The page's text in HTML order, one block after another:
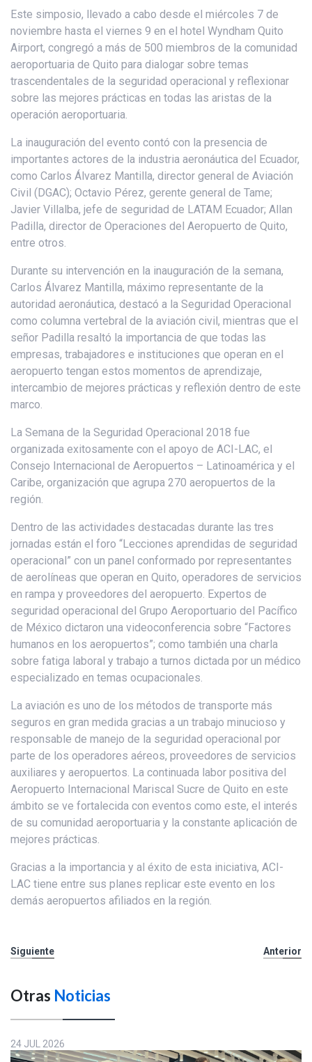
Este simposio, llevado a cabo desde el miércoles 7 de
noviembre hasta el viernes 9 en el hotel Wyndham Quito
Airport, congregó a más de 500 miembros de la comunidad
aeroportuaria de Quito para dialogar sobre temas
trascendentales de la seguridad operacional y reflexionar
sobre las mejores prácticas en todas las aristas de la
operación aeroportuaria.
La inauguración del evento contó con la presencia de
importantes actores de la industria aeronáutica del Ecuador,
como Carlos Álvarez Mantilla, director general de Aviación
Civil (DGAC); Octavio Pérez, gerente general de Tame;
Javier Villalba, jefe de seguridad de LATAM Ecuador; Allan
Padilla, director de Operaciones del Aeropuerto de Quito,
entre otros.
Durante su intervención en la inauguración de la semana,
Carlos Álvarez Mantilla, máximo representante de la
autoridad aeronáutica, destacó a la Seguridad Operacional
como columna vertebral de la aviación civil, mientras que el
señor Padilla resaltó la importancia de que todas las
empresas, trabajadores e instituciones que operan en el
aeropuerto tengan estos momentos de aprendizaje,
intercambio de mejores prácticas y reflexión dentro de este
marco.
La Semana de la Seguridad Operacional 2018 fue
organizada exitosamente con el apoyo de ACI-LAC, el
Consejo Internacional de Aeropuertos – Latinoamérica y el
Caribe, organización que agrupa 270 aeropuertos de la
región.
Dentro de las actividades destacadas durante las tres
jornadas están el foro “Lecciones aprendidas de seguridad
operacional” con un panel conformado por representantes
de aerolíneas que operan en Quito, operadores de servicios
en rampa y proveedores del aeropuerto. Expertos de
seguridad operacional del Grupo Aeroportuario del Pacífico
de México dictaron una videoconferencia sobre “Factores
humanos en los aeropuertos”; como también una charla
sobre fatiga laboral y trabajo a turnos dictada por un médico
especializado en temas ocupacionales.
La aviación es uno de los métodos de transporte más
seguros en gran medida gracias a un trabajo minucioso y
responsable de manejo de la seguridad operacional por
parte de los operadores aéreos, proveedores de servicios
auxiliares y aeropuertos. La continuada labor positiva del
Aeropuerto Internacional Mariscal Sucre de Quito en este
ámbito se ve fortalecida con eventos como este, el interés
de su comunidad aeroportuaria y la constante aplicación de
mejores prácticas.
Gracias a la importancia y al éxito de esta iniciativa, ACI-
LAC tiene entre sus planes replicar este evento en los
demás aeropuertos afiliados en la región.
Siguiente Anterior
Otras Noticias
24 JUL 2026